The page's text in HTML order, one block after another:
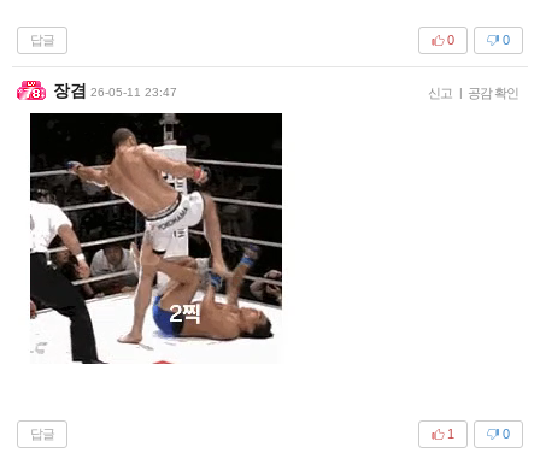
답글 0
0
장겸 26-05-11 23:47 신고 | 공감 확인
답글 0
1